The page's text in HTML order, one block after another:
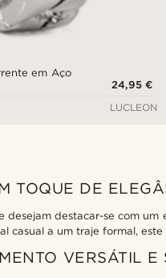
em Aço
24,95 €
LUCLEON
TOQUE DE
destacar-se com
casual a um traje formal,
VERSÁTIL E